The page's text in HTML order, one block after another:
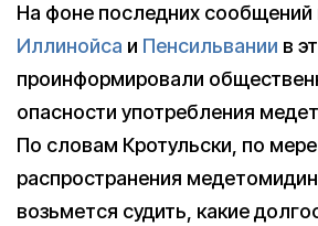
На фоне последних сообщений
Иллинойса и Пенсильвании в
проинформировали
опасности употребления
По словам Кротульски, по мере
распространения
возьмется судить, какие